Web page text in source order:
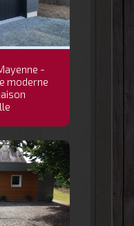
-
moderne